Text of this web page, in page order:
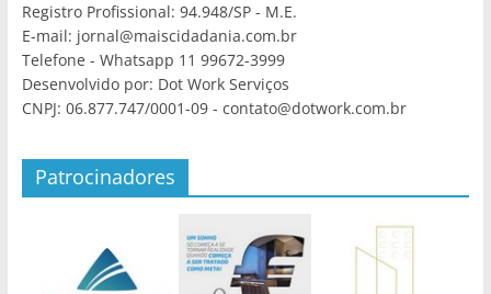
Registro Profissional: 94.948/SP - M.E.
E-mail: jornal@maiscidadania.com.br
Telefone - Whatsapp 11 99672-3999
Desenvolvido por: Dot Work Serviços
CNPJ: 06.877.747/0001-09 - contato@dotwork.com.br
Patrocinadores